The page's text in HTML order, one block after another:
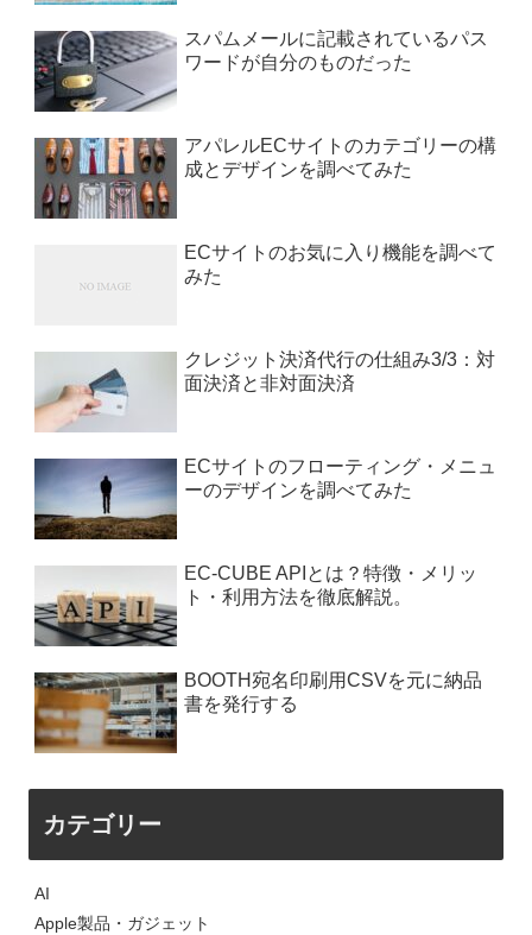
スパムメールに記載されているパス
ワードが自分のものだった
アパレルECサイトのカテゴリーの構
成とデザインを調べてみた
ECサイトのお気に入り機能を調べて
みた
クレジット決済代行の仕組み3/3：対
面決済と非対面決済
ECサイトのフローティング・メニュ
ーのデザインを調べてみた
EC-CUBE APIとは？特徴・メリッ
ト・利用方法を徹底解説。
BOOTH宛名印刷用CSVを元に納品
書を発行する
カテゴリー
AI
Apple製品・ガジェット